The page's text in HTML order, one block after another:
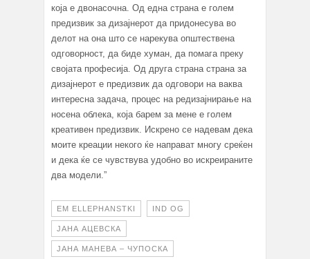
која е двонасочна. Од една страна е голем
предизвик за дизајнерот да придонесува во
делот на она што се нарекува општествена
одговорност, да биде хуман, да помага преку
својата професија. Од друга страна страна за
дизајнерот е предизвик да одговори на ваква
интересна задача, процес на редизајнирање на
носена облека, која барем за мене е голем
креативен предизвик. Искрено се надевам дека
моите креации некого ќе направат многу среќен
и дека ќе се чувствува удобно во искреираните
два модели.”
EM ELLEPHANSTKI IND OG
ЈАНА АЦЕВСКА
ЈАНА МАНЕВА – ЧУПОСКА